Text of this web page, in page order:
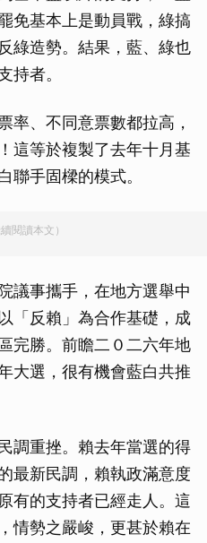
免基本上是動員戰，綠搞
綠造勢。結果，藍、綠也
持者。
率、不同意票數都拉高，
這等於複製了去年十月基
聯手固樑的模式。
閱讀本文）
議事攜手，在地方選舉中
「反賴」為合作基礎，成
完勝。前瞻二０二六年地
大選，很有機會藍白共推
調重挫。賴去年當選的得
最新民調，賴執政滿意度
有的支持者已經走人。這
情勢之嚴峻，更甚於賴在